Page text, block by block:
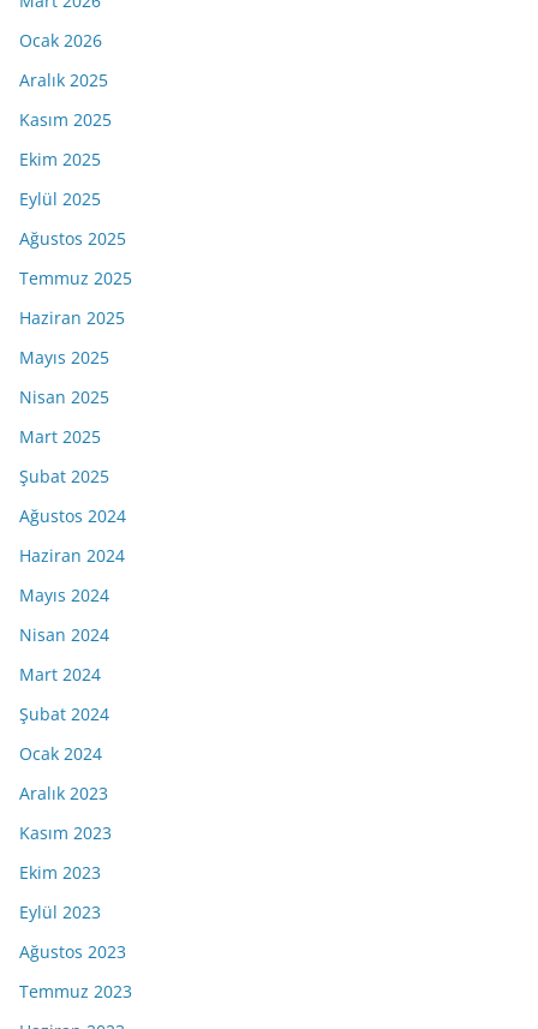
Ocak 2026
Aralık 2025
Kasım 2025
Ekim 2025
Eylül 2025
Ağustos 2025
Temmuz 2025
Haziran 2025
Mayıs 2025
Nisan 2025
Mart 2025
Şubat 2025
Ağustos 2024
Haziran 2024
Mayıs 2024
Nisan 2024
Mart 2024
Şubat 2024
Ocak 2024
Aralık 2023
Kasım 2023
Ekim 2023
Eylül 2023
Ağustos 2023
Temmuz 2023